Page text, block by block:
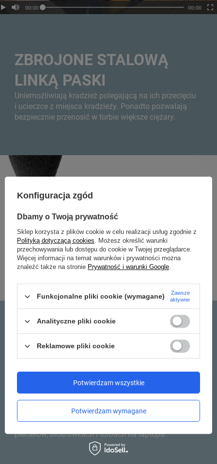
ZBROJONE STALOWĄ
LINKĄ PASKI
Uniemożliwiają kradzież polegającą na ich przecięciu
i ucieczce z miejsca kradzieży. Ponadto pozwalają
bezpiecznie przenosić w torbie większe ciężary.
WZMOCNIONE STALOWĄ
LINKĄ PASKI Z WŁÓKNAMI
DYNEEMA
Dyneema to włókna używane w linkach
spadochronowych. Są odporne na zrywanie i trudno
je przeciąć. Znajdziesz je w szelkach naszych
plecaków, biodrówkach i torbach na laptopa.
Konfiguracja zgód
Dbamy o Twoją prywatność
Sklep korzysta z plików cookie w celu realizacji usług zgodnie z
Polityką dotyczącą cookies. Możesz określić warunki
przechowywania lub dostępu do cookie w Twojej przeglądarce.
Więcej informacji na temat warunków i prywatności można
znaleźć także na stronie Prywatność i warunki Google.
Funkcjonalne pliki cookie (wymagane)
Zawsze
aktywne
Analityczne pliki cookie
Reklamowe pliki cookie
Potwierdzam wymagane
Potwierdzam wszystkie